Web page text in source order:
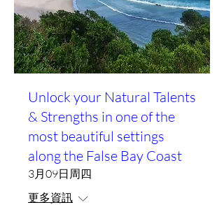
Unlock your Natural Talents
& Strengths in one of the
most beautiful settings
along the False Bay Coast
3月09日周四
更多資訊